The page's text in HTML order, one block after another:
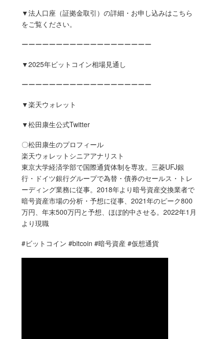
▼法人口座（証拠金取引）の詳細・お申し込みはこちら
をご覧ください。
ーーーーーーーーーーーーーーーーーーー
▼2025年ビットコイン相場見通し
ーーーーーーーーーーーーーーーーーーー
▼楽天ウォレット
▼松田康生公式Twitter
〇松田康生のプロフィール
楽天ウォレットシニアアナリスト
東京大学経済学部で国際通貨体制を専攻。三菱UFJ銀
行・ドイツ銀行グループで為替・債券のセールス・トレ
ーディング業務に従事。2018年より暗号資産交換業者で
暗号資産市場の分析・予想に従事、2021年のピーク800
万円、年末500万円と予想、ほぼ的中させる。2022年1月
より現職
#ビットコイン #bitcoin #暗号資産 #仮想通貨